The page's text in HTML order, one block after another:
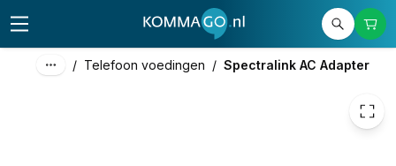
/ Telefoon voedingen / Spectralink AC Adapter
excl. btw